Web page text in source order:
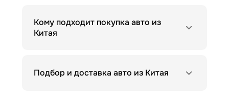
Кому подходит покупка авто из
Китая
Подбор и доставка авто из Китая